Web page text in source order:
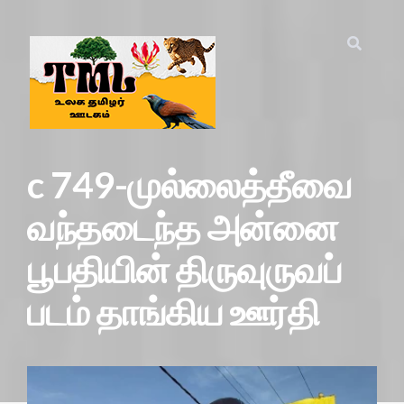
c 749-முல்லைத்தீவை
வந்தடைந்த அன்னை
பூபதியின் திருவுருவப்
படம் தாங்கிய ஊர்தி